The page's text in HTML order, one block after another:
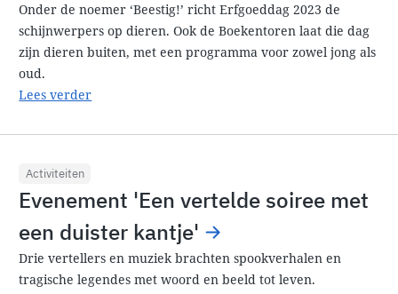
Onder de noemer ‘Beestig!’ richt Erfgoeddag 2023 de
schijnwerpers op dieren. Ook de Boekentoren laat die dag
zijn dieren buiten, met een programma voor zowel jong als
oud.
Lees verder
Activiteiten
Evenement 'Een vertelde soiree met
een duister kantje'
Drie vertellers en muziek brachten spookverhalen en
tragische legendes met woord en beeld tot leven.